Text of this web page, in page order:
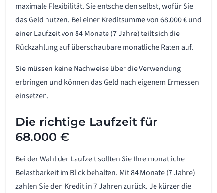
maximale Flexibilität. Sie entscheiden selbst, wofür Sie
das Geld nutzen. Bei einer Kreditsumme von 68.000 € und
einer Laufzeit von 84 Monate (7 Jahre) teilt sich die
Rückzahlung auf überschaubare monatliche Raten auf.
Sie müssen keine Nachweise über die Verwendung
erbringen und können das Geld nach eigenem Ermessen
einsetzen.
Die richtige Laufzeit für
68.000 €
Bei der Wahl der Laufzeit sollten Sie Ihre monatliche
Belastbarkeit im Blick behalten. Mit 84 Monate (7 Jahre)
zahlen Sie den Kredit in 7 Jahren zurück. Je kürzer die